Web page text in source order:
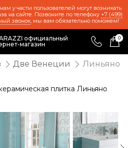
у части пользователей могут возникать
на сайте. Позвоните по телефону +7 (499)
звонок, мы вам обязательно поможем!
официальный
магазин
0
Две Венеции Линьяно
плитка Линьяно